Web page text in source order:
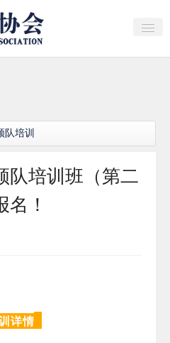
队培训
队培训班（第二
名！
详情